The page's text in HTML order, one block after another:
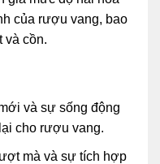
của rượu vang, bao
và cồn.
và sự sống động
cho rượu vang.
mà và sự tích hợp